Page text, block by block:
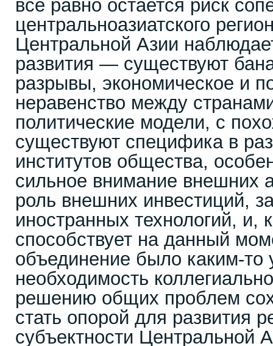
все равно остается риск
центральноазиатского
Центральной Азии
развития — существуют
разрывы, экономическое и
неравенство между
политические модели, с
существуют специфика в
институтов общества,
сильное внимание внешних
роль внешних инвестиций,
иностранных технологий, и,
способствует на данный
объединение было каким-то
необходимость
решению общих проблем
стать опорой для развития
субъектности Центральной